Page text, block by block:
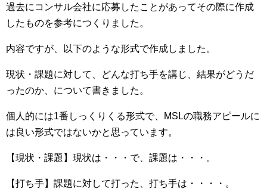
過去にコンサル会社に応募したことがあってその際に作成
したものを参考につくりました。
内容ですが、以下のような形式で作成しました。
現状・課題に対して、どんな打ち手を講じ、結果がどうだ
ったのか、について書きました。
個人的には1番しっくりくる形式で、MSLの職務アピールに
は良い形式ではないかと思っています。
【現状・課題】現状は・・・で、課題は・・・。
【打ち手】課題に対して打った、打ち手は・・・・。